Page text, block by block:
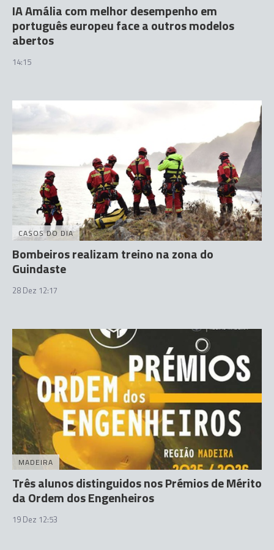
IA Amália com melhor desempenho em
português europeu face a outros modelos
abertos
14:15
CASOS DO DIA
Bombeiros realizam treino na zona do
Guindaste
28 Dez 12:17
MADEIRA
Três alunos distinguidos nos Prémios de Mérito
da Ordem dos Engenheiros
19 Dez 12:53